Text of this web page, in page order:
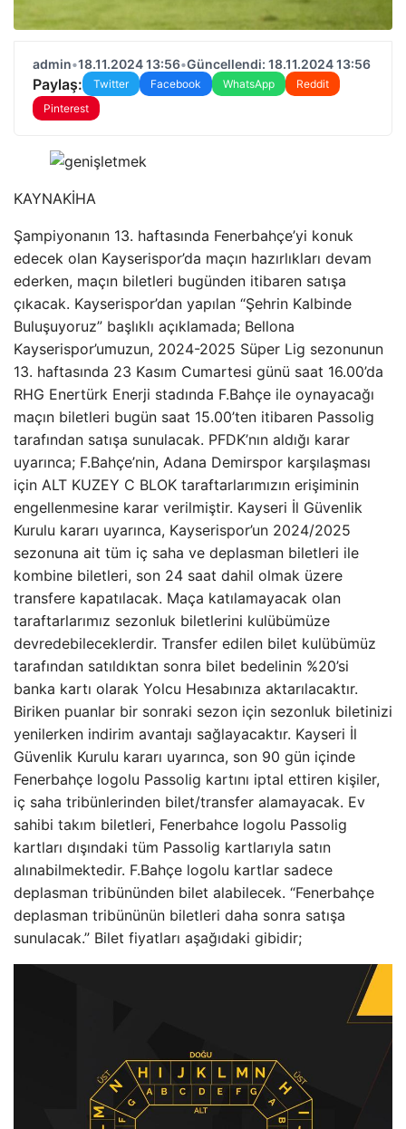
admin•18.11.2024 13:56•Güncellendi: 18.11.2024 13:56
Paylaş: Twitter Facebook WhatsApp
Reddit
Pinterest
KAYNAKİHA
Şampiyonanın 13. haftasında Fenerbahçe’yi konuk
edecek olan Kayserispor’da maçın hazırlıkları devam
ederken, maçın biletleri bugünden itibaren satışa
çıkacak. Kayserispor’dan yapılan “Şehrin Kalbinde
Buluşuyoruz” başlıklı açıklamada; Bellona
Kayserispor’umuzun, 2024-2025 Süper Lig sezonunun
13. haftasında 23 Kasım Cumartesi günü saat 16.00’da
RHG Enertürk Enerji stadında F.Bahçe ile oynayacağı
maçın biletleri bugün saat 15.00’ten itibaren Passolig
tarafından satışa sunulacak. PFDK’nın aldığı karar
uyarınca; F.Bahçe’nin, Adana Demirspor karşılaşması
için ALT KUZEY C BLOK taraftarlarımızın erişiminin
engellenmesine karar verilmiştir. Kayseri İl Güvenlik
Kurulu kararı uyarınca, Kayserispor’un 2024/2025
sezonuna ait tüm iç saha ve deplasman biletleri ile
kombine biletleri, son 24 saat dahil olmak üzere
transfere kapatılacak. Maça katılamayacak olan
taraftarlarımız sezonluk biletlerini kulübümüze
devredebileceklerdir. Transfer edilen bilet kulübümüz
tarafından satıldıktan sonra bilet bedelinin %20’si
banka kartı olarak Yolcu Hesabınıza aktarılacaktır.
Biriken puanlar bir sonraki sezon için sezonluk biletinizi
yenilerken indirim avantajı sağlayacaktır. Kayseri İl
Güvenlik Kurulu kararı uyarınca, son 90 gün içinde
Fenerbahçe logolu Passolig kartını iptal ettiren kişiler,
iç saha tribünlerinden bilet/transfer alamayacak. Ev
sahibi takım biletleri, Fenerbahce logolu Passolig
kartları dışındaki tüm Passolig kartlarıyla satın
alınabilmektedir. F.Bahçe logolu kartlar sadece
deplasman tribününden bilet alabilecek. “Fenerbahçe
deplasman tribününün biletleri daha sonra satışa
sunulacak.” Bilet fiyatları aşağıdaki gibidir;